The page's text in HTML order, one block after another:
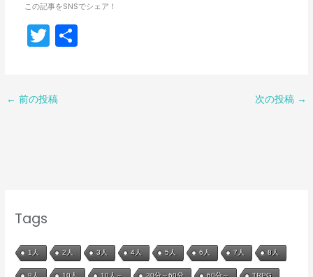
この記事をSNSでシェア！
T
er
共
← 前の投稿 次の投稿 →
Tags
1人 2人 3人 4人 5人 6人 7人 8人
9人 10人 10人～ 30分～60分 60分～ TRPG